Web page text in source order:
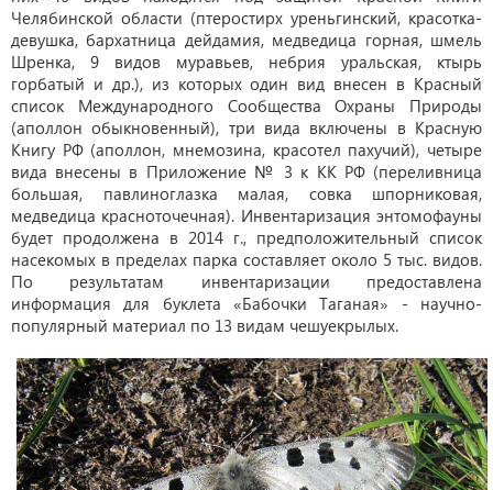
Челябинской области (птеростирх уреньгинский, красотка-
девушка, бархатница дейдамия, медведица горная, шмель
Шренка, 9 видов муравьев, небрия уральская, ктырь
горбатый и др.), из которых один вид внесен в Красный
список Международного Сообщества Охраны Природы
(аполлон обыкновенный), три вида включены в Красную
Книгу РФ (аполлон, мнемозина, красотел пахучий), четыре
вида внесены в Приложение № 3 к КК РФ (переливница
большая, павлиноглазка малая, совка шпорниковая,
медведица красноточечная). Инвентаризация энтомофауны
будет продолжена в 2014 г., предположительный список
насекомых в пределах парка составляет около 5 тыс. видов.
По результатам инвентаризации предоставлена
информация для буклета «Бабочки Таганая» - научно-
популярный материал по 13 видам чешуекрылых.